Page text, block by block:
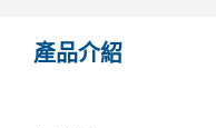
產品介紹